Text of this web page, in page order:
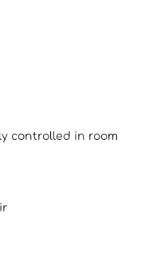
controlled in room